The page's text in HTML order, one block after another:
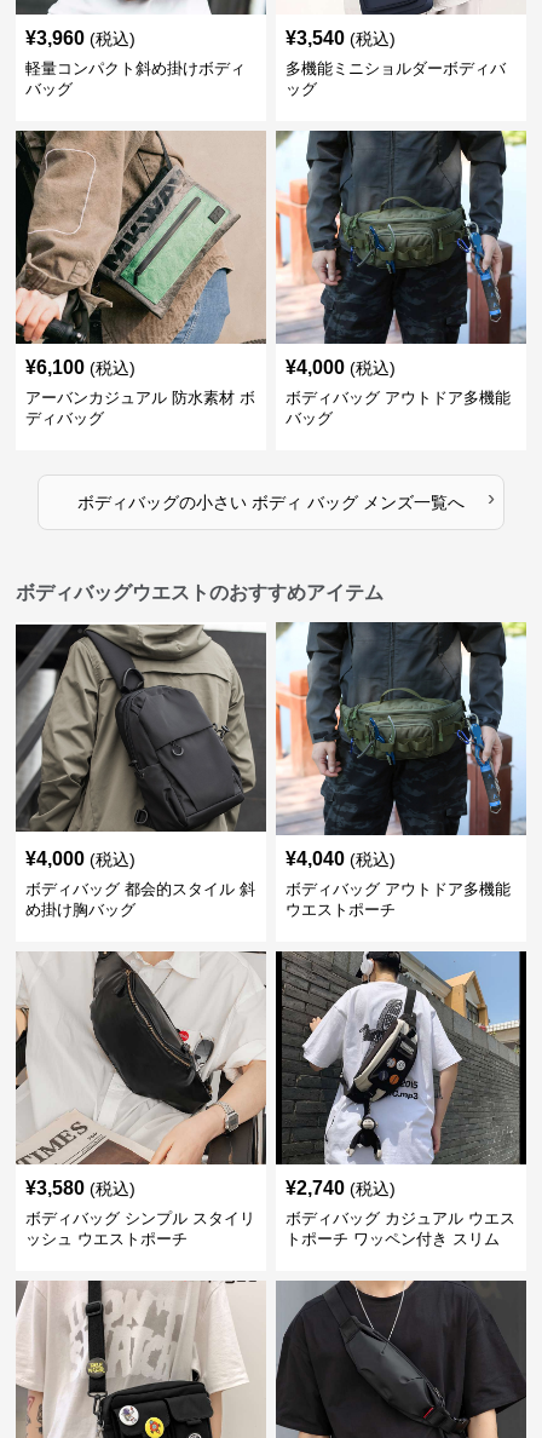
¥3,960 (税込)
軽量コンパクト斜め掛けボディ
バッグ
¥3,540 (税込)
多機能ミニショルダーボディバ
ッグ
¥6,100 (税込)
アーバンカジュアル 防水素材 ボ
ディバッグ
¥4,000 (税込)
ボディバッグ アウトドア多機能
バッグ
ボディバッグの小さい ボディ バッグ メンズ一覧へ ›
ボディバッグウエストのおすすめアイテム
¥4,000 (税込)
ボディバッグ 都会的スタイル 斜
め掛け胸バッグ
¥4,040 (税込)
ボディバッグ アウトドア多機能
ウエストポーチ
¥3,580 (税込)
ボディバッグ シンプル スタイリ
ッシュ ウエストポーチ
¥2,740 (税込)
ボディバッグ カジュアル ウエス
トポーチ ワッペン付き スリム